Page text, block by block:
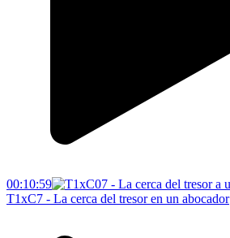
00:10:59
T1xC7 - La cerca del tresor en un abocador